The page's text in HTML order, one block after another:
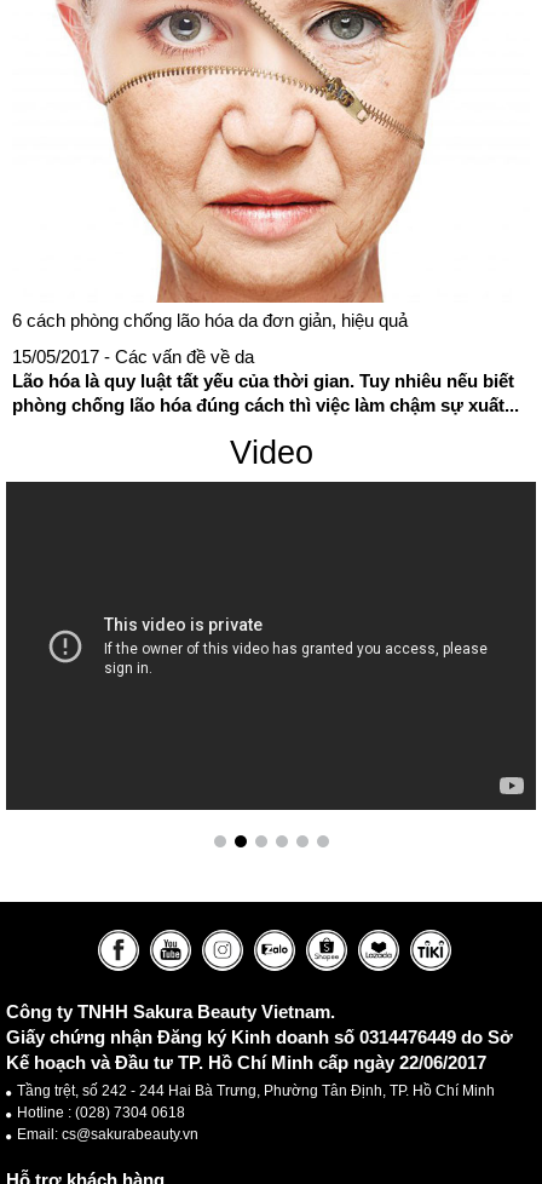
6 cách phòng chống lão hóa da đơn giản, hiệu quả
15/05/2017 - Các vấn đề về da
Lão hóa là quy luật tất yếu của thời gian. Tuy nhiêu nếu biết
phòng chống lão hóa đúng cách thì việc làm chậm sự xuất...
Video
Công ty TNHH Sakura Beauty Vietnam.
Giấy chứng nhận Đăng ký Kinh doanh số 0314476449 do Sở
Kế hoạch và Đầu tư TP. Hồ Chí Minh cấp ngày 22/06/2017
Tầng trệt, số 242 - 244 Hai Bà Trưng, Phường Tân Định, TP. Hồ Chí Minh
Hotline : (028) 7304 0618
Email: cs@sakurabeauty.vn